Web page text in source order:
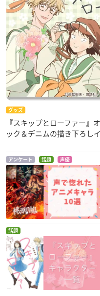
グッズ
『スキップとローファー』
ック＆デニムの描き下ろし
アンケート 話題 声優
話題